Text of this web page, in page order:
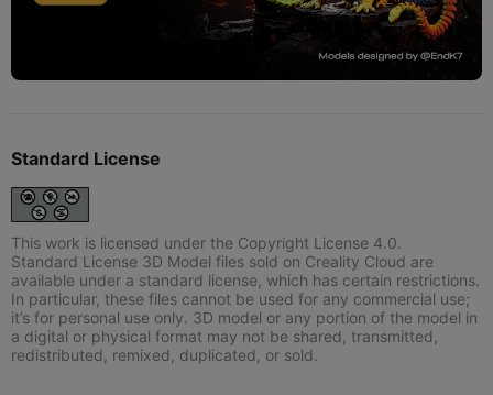
Standard License
This work is licensed under the Copyright License 4.0.
Standard License 3D Model files sold on Creality Cloud are
available under a standard license, which has certain restrictions.
In particular, these files cannot be used for any commercial use;
it’s for personal use only. 3D model or any portion of the model in
a digital or physical format may not be shared, transmitted,
redistributed, remixed, duplicated, or sold.